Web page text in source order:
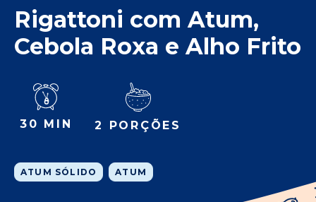
Rigattoni com Atum,
Cebola Roxa e Alho Frito
30 MIN 2 PORÇÕES
ATUM SÓLIDO ATUM